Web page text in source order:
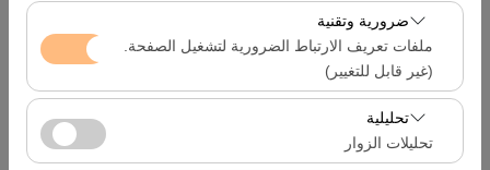
ضرورية وتقنية
ملفات تعريف الارتباط الضرورية لتشغيل الصفحة.
(غير قابل للتغيير)
تعد ملفات تعريف الارتباط هذه ضرورية لعمل الموقع بشكل
صحيح، والأمان، وإدارة الجلسات، والوظائف الأساسية. لا يمكن
تعطيلها.
تحليلية
تحليلات الزوار
تحديد موقع مختلف الانزال
تاريخ الالتقاط والوقت